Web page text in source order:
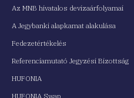
Az MNB hivatalos devizaárfolyamai
A Jegybanki alapkamat alakulása
Fedezetértékelés
Referenciamutató Jegyzési Bizottság
HUFONIA
HUFONIA Swap